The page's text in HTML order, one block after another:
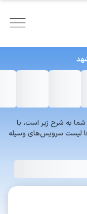
مورد نظر شما به شرح زیر است، با
لیست سرویس‌های وسیله